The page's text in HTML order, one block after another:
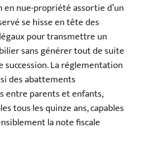
en nue-propriété assortie d’un
se hisse en tête des
pour transmettre un
sans générer tout de suite
succession. La réglementation
des abattements
entre parents et enfants,
tous les quinze ans, capables
la note fiscale